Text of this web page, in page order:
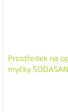
Prostředek na
myčky